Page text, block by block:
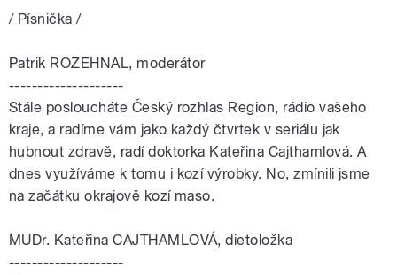
/ Písnička /
Patrik ROZEHNAL, moderátor
--------------------
Stále posloucháte Český rozhlas Region, rádio vašeho
kraje, a radíme vám jako každý čtvrtek v seriálu jak
hubnout zdravě, radí doktorka Kateřina Cajthamlová. A
dnes využíváme k tomu i kozí výrobky. No, zmínili jsme
na začátku okrajově kozí maso.
MUDr. Kateřina CAJTHAMLOVÁ, dietoložka
--------------------